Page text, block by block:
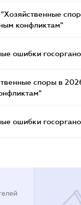
конфликтам"
ошибки
споры в
ошибки